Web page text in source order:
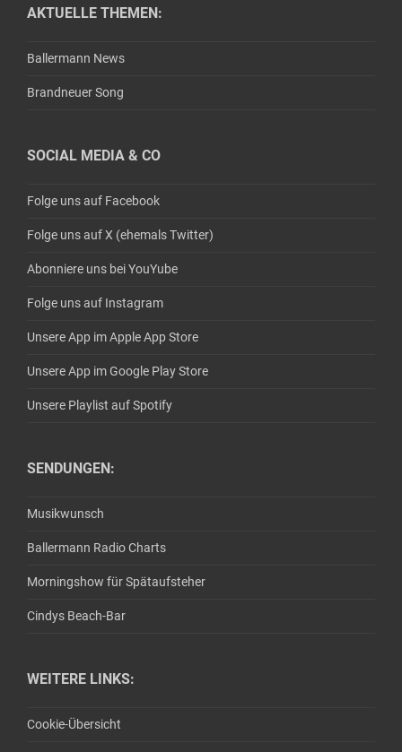
AKTUELLE THEMEN:
Ballermann News
Brandneuer Song
SOCIAL MEDIA & CO
Folge uns auf Facebook
Folge uns auf X (ehemals Twitter)
Abonniere uns bei YouYube
Folge uns auf Instagram
Unsere App im Apple App Store
Unsere App im Google Play Store
Unsere Playlist auf Spotify
SENDUNGEN:
Musikwunsch
Ballermann Radio Charts
Morningshow für Spätaufsteher
Cindys Beach-Bar
WEITERE LINKS:
Cookie-Übersicht